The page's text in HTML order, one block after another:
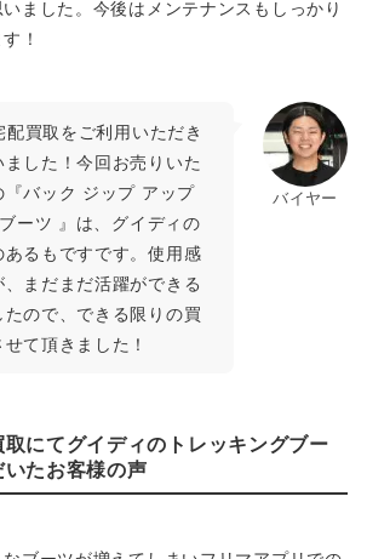
ました。今後はメンテナンスもしっかり
！
バイヤー
配買取をご利用いただき
した！今回お売りいた
『バック ジップ アップ
ーツ 』は、グイディの
るもですです。使用感
まだまだ活躍ができる
ので、できる限りの買
て頂きました！
にてグイディのトレッキングブー
たお客様の声